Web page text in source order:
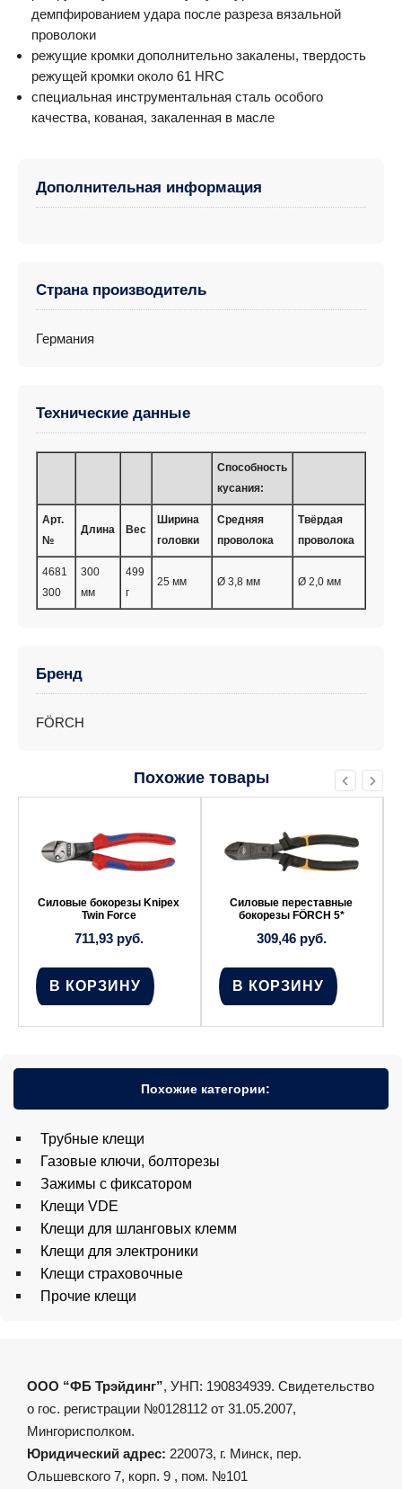
демпфированием удара после разреза вязальной
проволоки
режущие кромки дополнительно закалены, твердость
режущей кромки около 61 HRC
специальная инструментальная сталь особого
качества, кованая, закаленная в масле
Дополнительная информация
Страна производитель
Германия
Технические данные
Способность
кусания:
Арт.
№
Длина Вес
Ширина
головки
Средняя
проволока
Твёрдая
проволока
4681
300
300
мм
499
г
25 мм Ø 3,8 мм Ø 2,0 мм
Бренд
FÖRCH
Похожие товары
Силовые бокорезы Knipex
Twin Force
711,93 руб.
В КОРЗИНУ
Силовые переставные
бокорезы FÖRCH 5*
309,46 руб.
В КОРЗИНУ
Похожие категории:
Трубные клещи
Газовые ключи, болторезы
Зажимы с фиксатором
Клещи VDE
Клещи для шланговых клемм
Клещи для электроники
Клещи страховочные
Прочие клещи
ООО “ФБ Трэйдинг”, УНП: 190834939. Свидетельство
о гос. регистрации №0128112 от 31.05.2007,
Мингорисполком.
Юридический адрес: 220073, г. Минск, пер.
Ольшевского 7, корп. 9 , пом. №101